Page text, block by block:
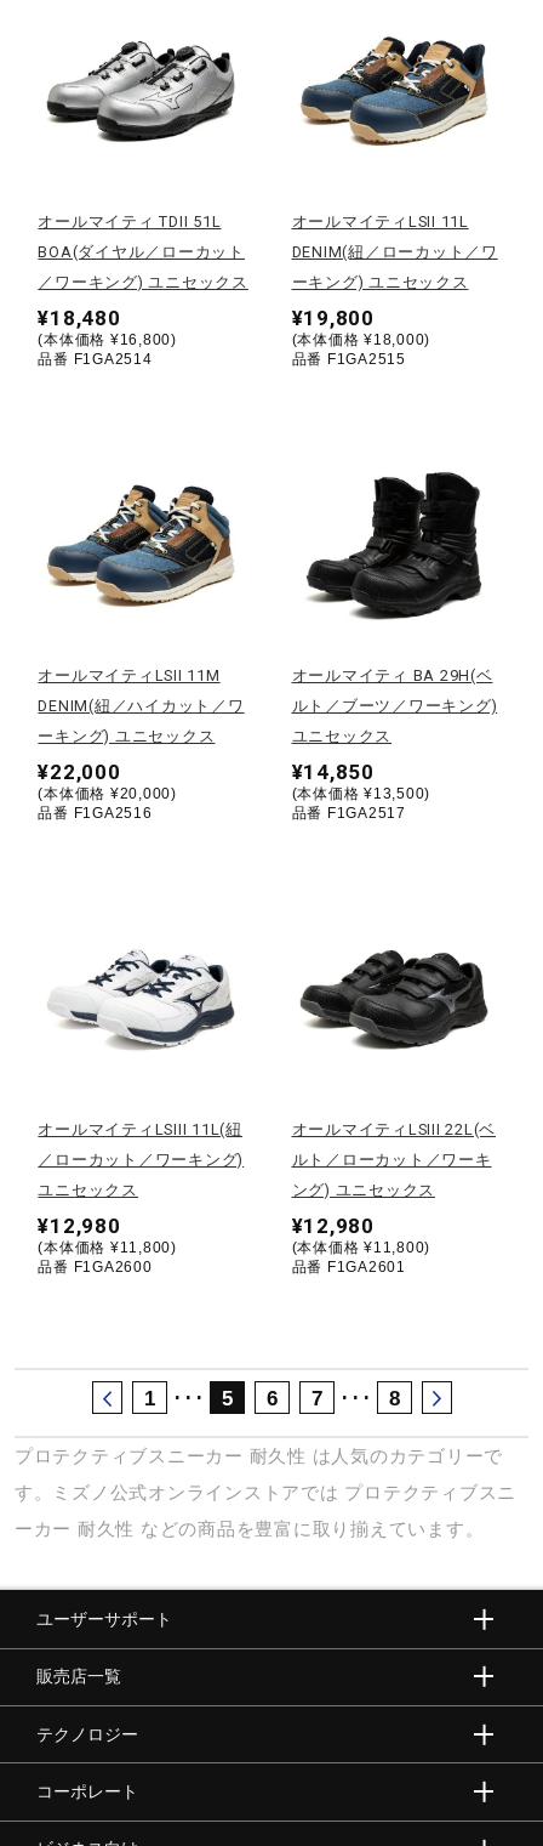
アウトドア／レイン
健康／エクササイズ
ジュニア／キッズ
コラボ／ライセンス
セール
その他
サポート
取扱店一覧
オールマイティ TDII 51L
BOA(ダイヤル／ローカット
／ワーキング) ユニセックス
¥18,480
(本体価格 ¥16,800)
品番 F1GA2514
オールマイティLSII 11L
DENIM(紐／ローカット／ワ
ーキング) ユニセックス
¥19,800
(本体価格 ¥18,000)
品番 F1GA2515
オールマイティLSII 11M
DENIM(紐／ハイカット／ワ
ーキング) ユニセックス
¥22,000
(本体価格 ¥20,000)
品番 F1GA2516
オールマイティ BA 29H(ベ
ルト／ブーツ／ワーキング)
ユニセックス
¥14,850
(本体価格 ¥13,500)
品番 F1GA2517
オールマイティLSIII 11L(紐
／ローカット／ワーキング)
ユニセックス
¥12,980
(本体価格 ¥11,800)
品番 F1GA2600
オールマイティLSIII 22L(ベ
ルト／ローカット／ワーキ
ング) ユニセックス
¥12,980
(本体価格 ¥11,800)
品番 F1GA2601
1 ･･･ 5 6 7 ･･･ 8
プロテクティブスニーカー 耐久性 は人気のカテゴリーで
す。ミズノ公式オンラインストアでは プロテクティブスニ
ーカー 耐久性 などの商品を豊富に取り揃えています。
ユーザーサポート
販売店一覧
テクノロジー
コーポレート